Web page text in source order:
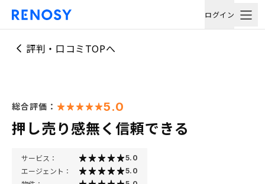
ログイン
評判・口コミTOPへ
総合評価： 5.0
押し売り感無く信頼できる
サービス： 5.0
エージェント： 5.0